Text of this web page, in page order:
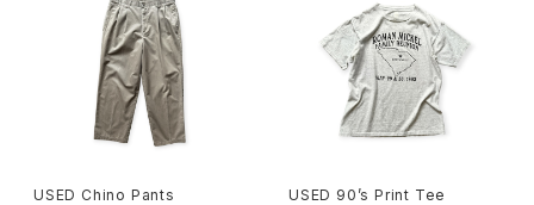
USED Chino Pants USED 90’s Print Tee